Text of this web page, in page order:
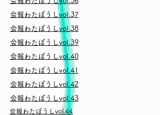
会報わたぼうしvol.37
会報わたぼうしvol.38
会報わたぼうしvol.39
会報わたぼうしvol.40
会報わたぼうしvol.41
会報わたぼうしvol.42
会報わたぼうしvol.43
会報わたぼうしvol.44